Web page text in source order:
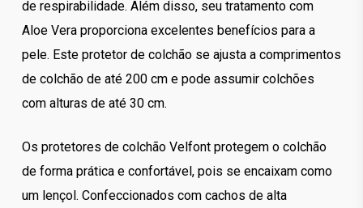
de respirabilidade. Além disso, seu tratamento com
Aloe Vera proporciona excelentes benefícios para a
pele. Este protetor de colchão se ajusta a comprimentos
de colchão de até 200 cm e pode assumir colchões
com alturas de até 30 cm.
Os protetores de colchão Velfont protegem o colchão
de forma prática e confortável, pois se encaixam como
um lençol. Confeccionados com cachos de alta